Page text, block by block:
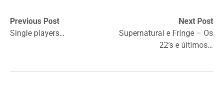
Previous Post
Single players…
Next Post
Supernatural e Fringe – Os
22’s e últimos…